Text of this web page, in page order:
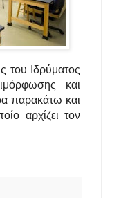
του Ιδρύματος
και
παρακάτω και
αρχίζει τον